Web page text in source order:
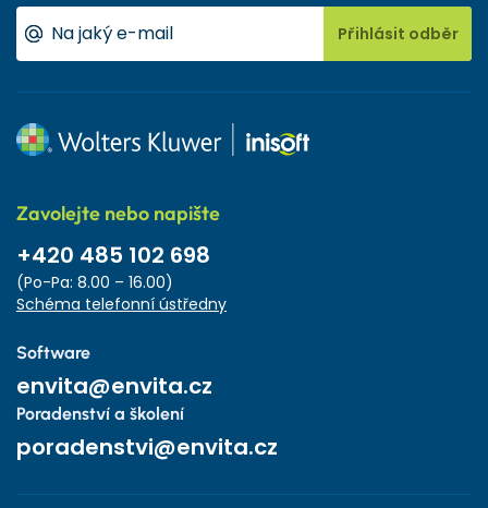
Přihlásit odběr
Zavolejte nebo napište
+420 485 102 698
(Po-Pa: 8.00 – 16.00)
Schéma telefonní ústředny
Software
envita@envita.cz
Poradenství a školení
poradenstvi@envita.cz